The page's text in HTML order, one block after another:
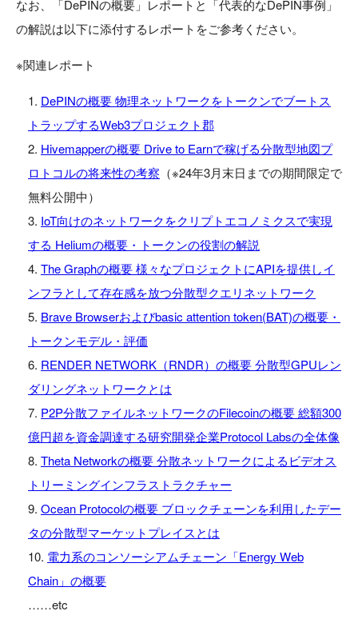
なお、「DePINの概要」レポートと「代表的なDePIN事例」
の解説は以下に添付するレポートをご参考ください。
※関連レポート
DePINの概要 物理ネットワークをトークンでブートス
トラップするWeb3プロジェクト郡
Hivemapperの概要 Drive to Earnで稼げる分散型地図プ
ロトコルの将来性の考察 （※24年3月末日までの期間限定で
無料公開中）
IoT向けのネットワークをクリプトエコノミクスで実現
する Heliumの概要・トークンの役割の解説
The Graphの概要 様々なプロジェクトにAPIを提供しイ
ンフラとして存在感を放つ分散型クエリネットワーク
Brave Browserおよびbasic attention token(BAT)の概要・
トークンモデル・評価
RENDER NETWORK（RNDR）の概要 分散型GPUレン
ダリングネットワークとは
P2P分散ファイルネットワークのFilecoinの概要 総額300
億円超を資金調達する研究開発企業Protocol Labsの全体像
Theta Networkの概要 分散ネットワークによるビデオス
トリーミングインフラストラクチャー
Ocean Protocolの概要 ブロックチェーンを利用したデー
タの分散型マーケットプレイスとは
電力系のコンソーシアムチェーン「Energy Web
Chain」の概要
……etc